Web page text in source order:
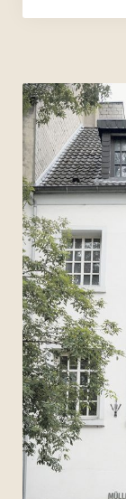
Archiv 2008
Archiv 2007
Archiv 2006
Bilder
Videos
Presse
Vermietung
Kontakt
Impressum